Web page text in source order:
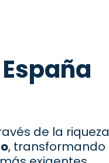
de la riqueza
, transformando